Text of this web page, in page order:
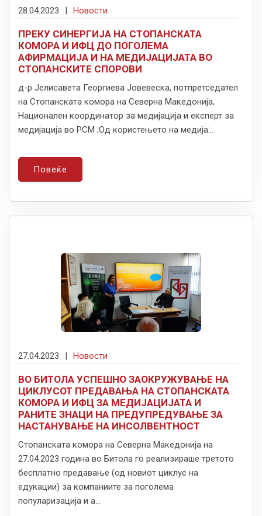
28.04.2023 Новости
ПРЕКУ СИНЕРГИЈА НА СТОПАНСКАТА
КОМОРА И ИФЦ ДО ПОГОЛЕМА
АФИРМАЦИЈА И НА МЕДИЈАЦИЈАТА ВО
СТОПАНСКИТЕ СПОРОВИ
д-р Јелисавета Георгиева Јовевеска, потпретседател
на Стопанската комора на Северна Македонија,
Национален координатор за медијација и експерт за
медијација во РСМ ;Од користењето на медија...
Повеќе
27.04.2023 Новости
ВО БИТОЛА УСПЕШНО ЗАОКРУЖУВАЊЕ НА
ЦИКЛУСОТ ПРЕДАВАЊА НА СТОПАНСКАТА
КОМОРА И ИФЦ ЗА МЕДИЈАЦИЈАТА И
РАНИТЕ ЗНАЦИ НА ПРЕДУПРЕДУВАЊЕ ЗА
НАСТАНУВАЊЕ НА ИНСОЛВЕНТНОСТ
Стопанската комора на Северна Македонија на
27.04.2023 година во Битола го реализираше третото
бесплатно предавање (од новиот циклус на
едукации) за компаниите за поголема
популаризација и а...